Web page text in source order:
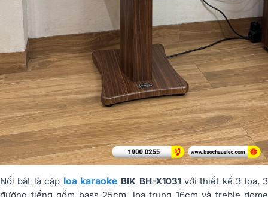
Nổi bật là cặp loa karaoke BIK BH-X1031với thiết kế 3 loa, 3
đường tiếng gồm bass 25cm, loa trung 16cm và treble dome